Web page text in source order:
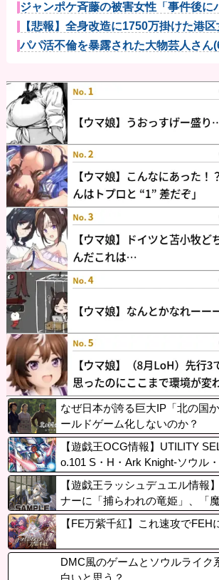
ジャンポケ斉藤の被害女性「事件後に
売ったりTi...
【悲報】全身改造に1750万掛けた港
でNHK...
パパ活不倫を暴露された大物芸人さん
なぜ日本が誇る巨大IP「北の国
ールドゲーム化しないのか？
【遊戯王OCG情報】UTILITY
o.101 S・H・Ark Knight-ソウル
画像
【遊戯王ラッシュデュエル情報
ナーに「捕らわれの竜姫」、「
ト」、「魔導兵騎ゼノ・ワン」
規収録決定！
【FE万紫千紅】これ速攻でFEH
DMC風のゲームとソウルライク
白いと思う？